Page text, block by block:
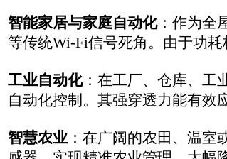
总的来说，FGH100M凭借Wi-Fi HaLow技
4.FGH100M Wi-Fi HaLow模组有应用案例
目前公开渠道中，‌尚未出现FGH100M的具
不过，从它的技术特性、认证进度和行业
由于FGH100M是一款相对较新的模组，基